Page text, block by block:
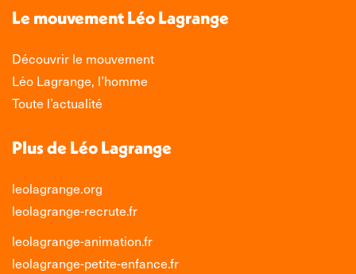
fenêtrefenêtrefenêtre
nouvelle
fenêtre
Le mouvement Léo Lagrange
Découvrir le mouvement
Léo Lagrange, l’homme
Toute l’actualité
Plus de Léo Lagrange
leolagrange.org
leolagrange-recrute.fr
leolagrange-animation.fr
leolagrange-petite-enfance.fr